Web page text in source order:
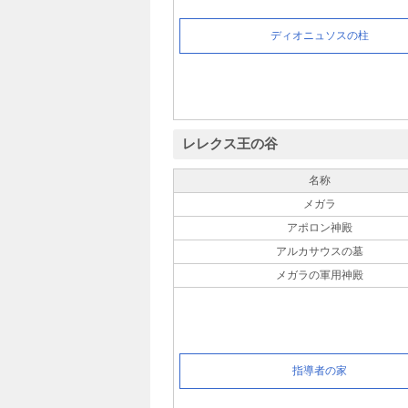
ディオニュソスの柱
レレクス王の谷
名称
メガラ
アポロン神殿
アルカサウスの墓
メガラの軍用神殿
指導者の家